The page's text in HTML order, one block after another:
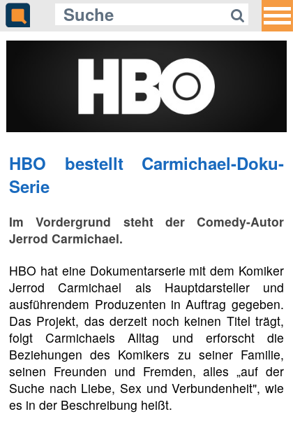
HBO bestellt Carmichael-Doku-
Serie
Im Vordergrund steht der Comedy-Autor
Jerrod Carmichael.
HBO hat eine Dokumentarserie mit dem Komiker
Jerrod Carmichael als Hauptdarsteller und
ausführendem Produzenten in Auftrag gegeben.
Das Projekt, das derzeit noch keinen Titel trägt,
folgt Carmichaels Alltag und erforscht die
Beziehungen des Komikers zu seiner Familie,
seinen Freunden und Fremden, alles „auf der
Suche nach Liebe, Sex und Verbundenheit", wie
es in der Beschreibung heißt.